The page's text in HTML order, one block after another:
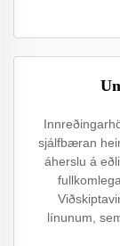
sjálfbæran
áherslu á
línunum,